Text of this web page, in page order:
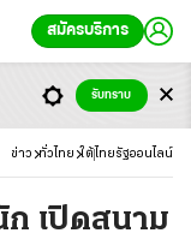
สมัครบริการ
ข่าว ทั่วไทย ใต้ ไทยรัฐออนไลน์
ก เปิดสนาม
รับทราบ